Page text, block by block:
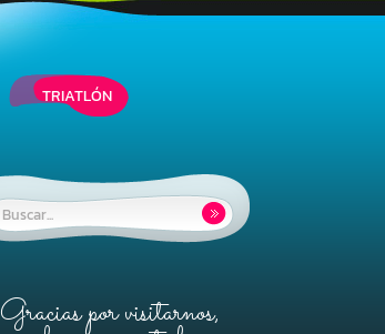
TRIATLÓN
Buscar:
Gracias por visitarnos,